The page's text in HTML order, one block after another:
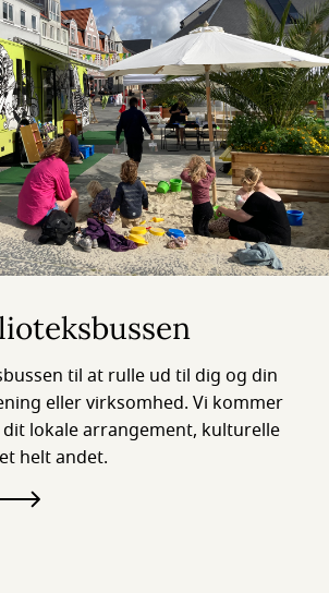
til at rulle ud til dig og din
eller virksomhed. Vi kommer
lokale arrangement, kulturelle
helt andet.